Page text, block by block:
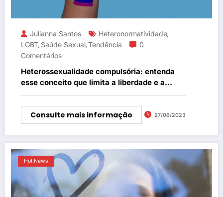
Julianna Santos Heteronormatividade,
LGBT, Saúde Sexual,Tendência
0
Comentários
Heterossexualidade compulsória: entenda
esse conceito que limita a liberdade e a
expressão individual das pessoas
Consulte mais informação 27/06/2023
Hot News